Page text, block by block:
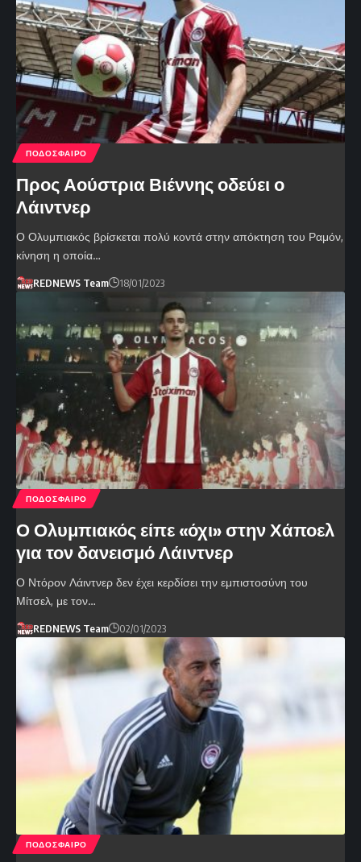
ΠΟΔΟΣΦΑΙΡΟ
Προς Αούστρια Βιέννης οδεύει ο
Λάιντνερ
Ο Ολυμπιακός βρίσκεται πολύ κοντά στην απόκτηση του Ραμόν,
κίνηση η οποία…
REDNEWS Team 18/01/2023
ΠΟΔΟΣΦΑΙΡΟ
Ο Ολυμπιακός είπε «όχι» στην Χάποελ
για τον δανεισμό Λάιντνερ
Ο Ντόρον Λάιντνερ δεν έχει κερδίσει την εμπιστοσύνη του
Μίτσελ, με τον…
REDNEWS Team 02/01/2023
ΠΟΔΟΣΦΑΙΡΟ